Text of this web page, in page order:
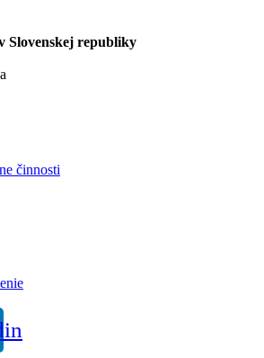
Slovenskej republiky
činnosti